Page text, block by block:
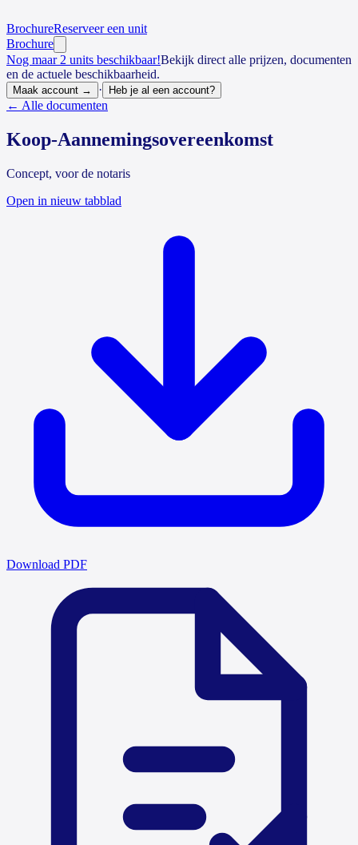
BrochureReserveer een unit
Brochure
Nog maar 2 units beschikbaar!Bekijk direct alle prijzen, documenten
en de actuele beschikbaarheid.
Maak account → · Heb je al een account?
← Alle documenten
Koop-Aannemingsovereenkomst
Concept, voor de notaris
Open in nieuw tabblad
Download PDF